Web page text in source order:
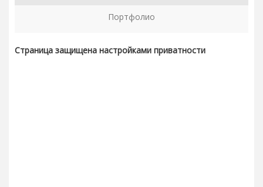
Портфолио
Страница защищена настройками приватности